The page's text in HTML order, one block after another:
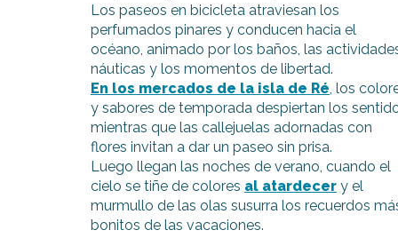
Los paseos en bicicleta atraviesan los
perfumados pinares y conducen hacia el
océano, animado por los baños, las
náuticas y los momentos de libertad.
En los mercados de la isla de Ré, los
y sabores de temporada despiertan los
mientras que las callejuelas adornadas con
flores invitan a dar un paseo sin prisa.
Luego llegan las noches de verano, cuando el
cielo se tiñe de colores al atardecer y el
murmullo de las olas susurra los recuerdos
bonitos de las vacaciones.